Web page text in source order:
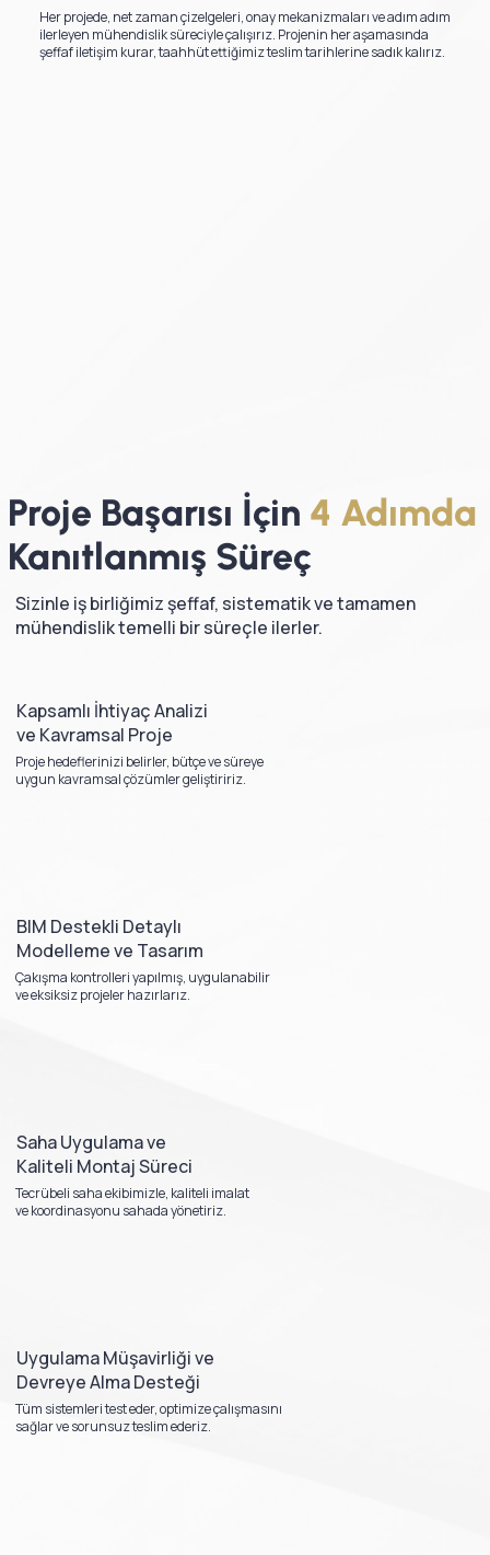
Her projede, net zaman çizelgeleri, onay mekanizmaları ve adım adım
ilerleyen mühendislik süreciyle çalışırız. Projenin her aşamasında
şeffaf iletişim kurar, taahhüt ettiğimiz teslim tarihlerine sadık kalırız.
Proje Başarısı İçin 4 Adımda
Kanıtlanmış Süreç
Sizinle iş birliğimiz şeffaf, sistematik ve tamamen
mühendislik temelli bir süreçle ilerler.
Kapsamlı İhtiyaç Analizi
ve Kavramsal Proje
Proje hedeflerinizi belirler, bütçe ve süreye
uygun kavramsal çözümler geliştiririz.
BIM Destekli Detaylı
Modelleme ve Tasarım
Çakışma kontrolleri yapılmış, uygulanabilir
ve eksiksiz projeler hazırlarız.
Saha Uygulama ve
Kaliteli Montaj Süreci
Tecrübeli saha ekibimizle, kaliteli imalat
ve koordinasyonu sahada yönetiriz.
Uygulama Müşavirliği ve
Devreye Alma Desteği
Tüm sistemleri test eder, optimize çalışmasını
sağlar ve sorunsuz teslim ederiz.